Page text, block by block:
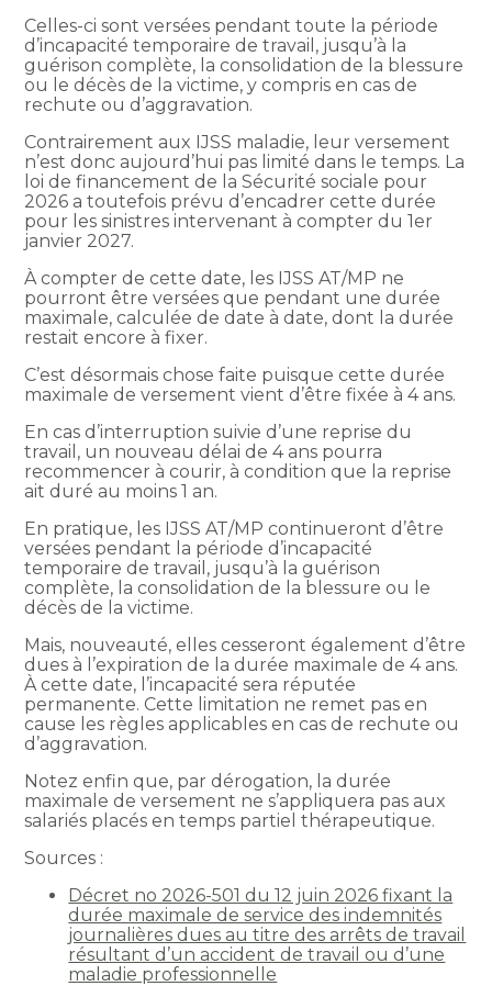
Celles-ci sont versées pendant toute la période
d’incapacité temporaire de travail, jusqu’à la
guérison complète, la consolidation de la blessure
ou le décès de la victime, y compris en cas de
rechute ou d’aggravation.
Contrairement aux IJSS maladie, leur versement
n’est donc aujourd’hui pas limité dans le temps. La
loi de financement de la Sécurité sociale pour
2026 a toutefois prévu d’encadrer cette durée
pour les sinistres intervenant à compter du 1er
janvier 2027.
À compter de cette date, les IJSS AT/MP ne
pourront être versées que pendant une durée
maximale, calculée de date à date, dont la durée
restait encore à fixer.
C’est désormais chose faite puisque cette durée
maximale de versement vient d’être fixée à 4 ans.
En cas d’interruption suivie d’une reprise du
travail, un nouveau délai de 4 ans pourra
recommencer à courir, à condition que la reprise
ait duré au moins 1 an.
En pratique, les IJSS AT/MP continueront d’être
versées pendant la période d’incapacité
temporaire de travail, jusqu’à la guérison
complète, la consolidation de la blessure ou le
décès de la victime.
Mais, nouveauté, elles cesseront également d’être
dues à l’expiration de la durée maximale de 4 ans.
À cette date, l’incapacité sera réputée
permanente. Cette limitation ne remet pas en
cause les règles applicables en cas de rechute ou
d’aggravation.
Notez enfin que, par dérogation, la durée
maximale de versement ne s’appliquera pas aux
salariés placés en temps partiel thérapeutique.
Sources :
Décret no 2026-501 du 12 juin 2026 fixant la
durée maximale de service des indemnités
journalières dues au titre des arrêts de travail
résultant d’un accident de travail ou d’une
maladie professionnelle